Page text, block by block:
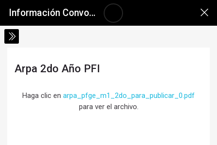
Información Convocatoria a Inscripciones 2026
Arpa 2do Año PFI
Haga clic en arpa_pfge_m1_2do_para_publicar_0.pdf
para ver el archivo.